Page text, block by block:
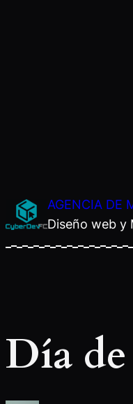
contenido
AGENCIA DE
Diseño web y
Día